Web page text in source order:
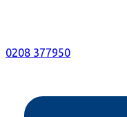
0208 377950